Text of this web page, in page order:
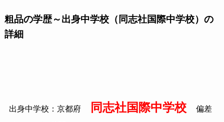
粗品の学歴～出身中学校（同志社国際中学校）の
詳細
出身中学校：京都府 同志社国際中学校 偏差